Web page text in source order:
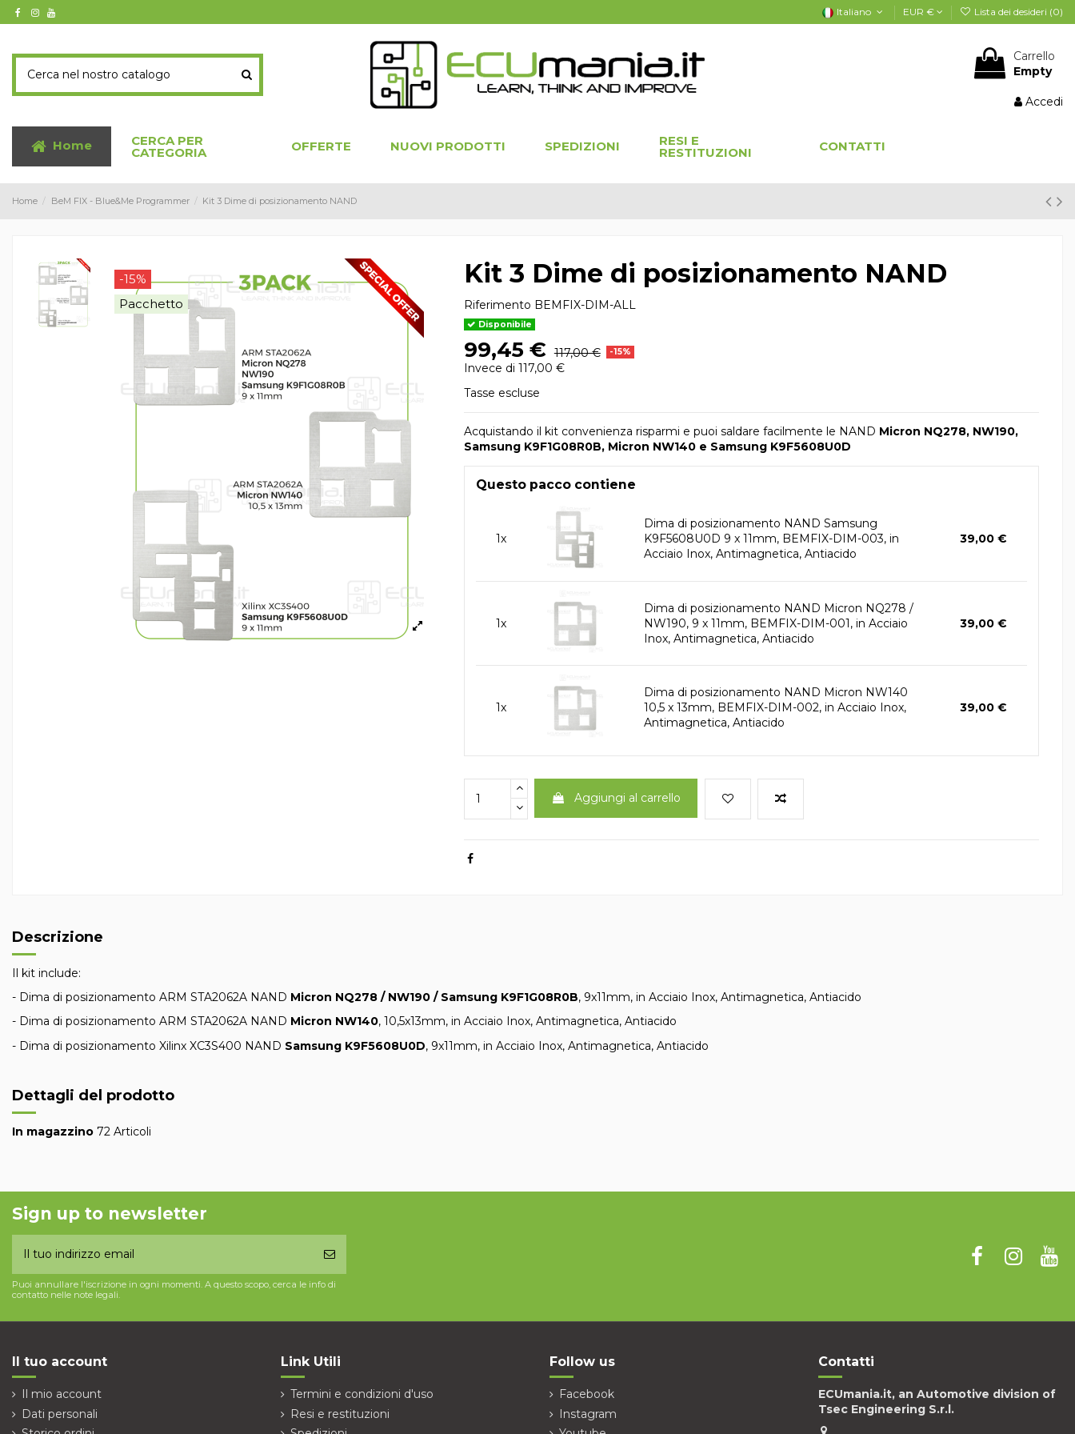
Italiano EUR € Lista dei desideri (0)
Carrello
Empty
Accedi
Home CERCA PER
CATEGORIA OFFERTE NUOVI PRODOTTI SPEDIZIONI RESI E
RESTITUZIONI CONTATTI
Home BeM FIX - Blue&Me Programmer Kit 3 Dime di posizionamento NAND
-15%
Pacchetto
Kit 3 Dime di posizionamento NAND
Riferimento BEMFIX-DIM-ALL
Disponibile
99,45 € 117,00 € -15%
Invece di 117,00 €
Tasse escluse
Acquistando il kit convenienza risparmi e puoi saldare facilmente le NAND Micron NQ278, NW190,
Samsung K9F1G08R0B, Micron NW140 e Samsung K9F5608U0D
Questo pacco contiene
1x
Dima di posizionamento NAND Samsung
K9F5608U0D 9 x 11mm, BEMFIX-DIM-003, in
Acciaio Inox, Antimagnetica, Antiacido
39,00 €
1x
Dima di posizionamento NAND Micron NQ278 /
NW190, 9 x 11mm, BEMFIX-DIM-001, in Acciaio
Inox, Antimagnetica, Antiacido
39,00 €
1x
Dima di posizionamento NAND Micron NW140
10,5 x 13mm, BEMFIX-DIM-002, in Acciaio Inox,
Antimagnetica, Antiacido
39,00 €
Aggiungi al carrello
Descrizione
Il kit include:
- Dima di posizionamento ARM STA2062A NAND Micron NQ278 / NW190 / Samsung K9F1G08R0B, 9x11mm, in Acciaio Inox, Antimagnetica, Antiacido
- Dima di posizionamento ARM STA2062A NAND Micron NW140, 10,5x13mm, in Acciaio Inox, Antimagnetica, Antiacido
- Dima di posizionamento Xilinx XC3S400 NAND Samsung K9F5608U0D, 9x11mm, in Acciaio Inox, Antimagnetica, Antiacido
Dettagli del prodotto
In magazzino 72 Articoli
Sign up to newsletter
Puoi annullare l'iscrizione in ogni momenti. A questo scopo, cerca le info di
contatto nelle note legali.
Il tuo account
Il mio account
Dati personali
Link Utili
Termini e condizioni d'uso
Resi e restituzioni
Follow us
Facebook
Instagram
Contatti
ECUmania.it, an Automotive division of
Tsec Engineering S.r.l.